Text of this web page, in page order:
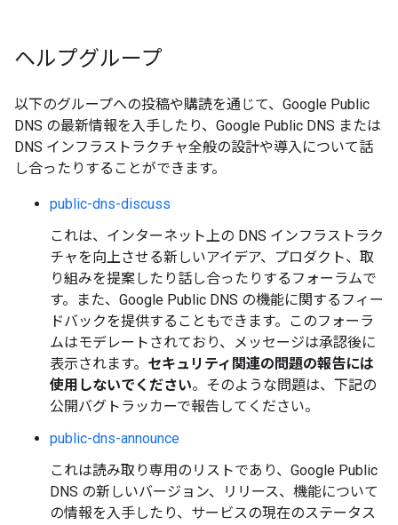
ヘルプグループ
以下のグループへの投稿や購読を通じて、Google Public
DNS の最新情報を入手したり、Google Public DNS または
DNS インフラストラクチャ全般の設計や導入について話
し合ったりすることができます。
public-dns-discuss
これは、インターネット上の DNS インフラストラク
チャを向上させる新しいアイデア、プロダクト、取
り組みを提案したり話し合ったりするフォーラムで
す。また、Google Public DNS の機能に関するフィー
ドバックを提供することもできます。このフォーラ
ムはモデレートされており、メッセージは承認後に
表示されます。 セキュリティ関連の問題の報告には
使用しないでください。そのような問題は、下記の
公開バグトラッカーで報告してください。
public-dns-announce
これは読み取り専用のリストであり、Google Public
DNS の新しいバージョン、リリース、機能について
の情報を入手したり、サービスの現在のステータス